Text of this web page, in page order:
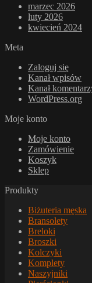
marzec 2026
luty 2026
kwiecień 2024
Meta
Zaloguj się
Kanał wpisów
Kanał
WordPress.org
Moje konto
Moje konto
Zamówienie
Koszyk
Sklep
Produkty
Biżuteria męska
Bransolety
Breloki
Broszki
Kolczyki
Komplety
Naszyjniki